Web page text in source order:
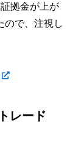
拠金が上が
ので、注視し
レード